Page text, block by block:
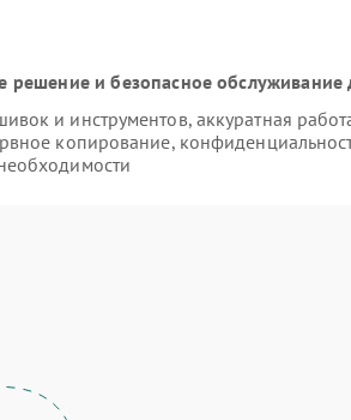
и безопасное обслуживание
и инструментов, аккуратная
копирование,